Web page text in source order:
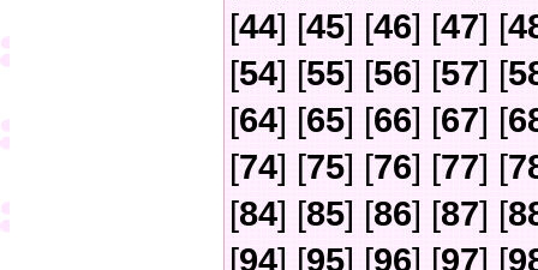
[44] [45] [46] [47] [
[54] [55] [56] [57] [
[64] [65] [66] [67] [
[74] [75] [76] [77] [
[84] [85] [86] [87] [
[94] [95] [96] [97] [